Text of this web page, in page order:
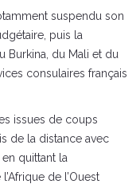
suspendu son
puis la
Burkina, du Mali et du
consulaires français
issues de coups
de la distance avec
quittant la
de l’Ouest